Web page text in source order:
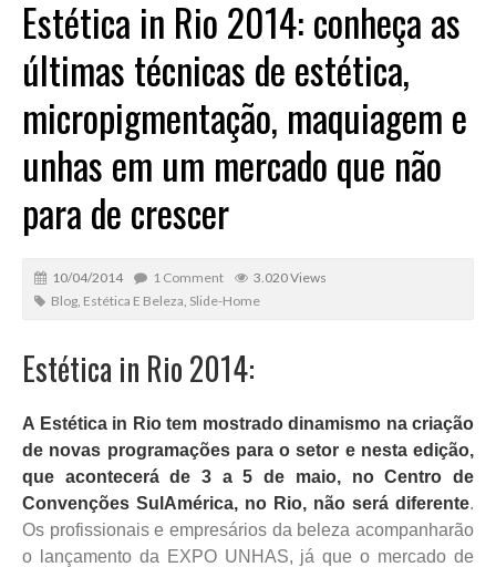
Estética in Rio 2014: conheça as
últimas técnicas de estética,
micropigmentação, maquiagem e
unhas em um mercado que não
para de crescer
10/04/2014 1 Comment
3.020 Views
Blog Estética E Beleza Slide-Home
Estética in Rio 2014:
A Estética in Rio tem mostrado dinamismo na criação
de novas programações para o setor e nesta edição,
que acontecerá de 3 a 5 de maio, no Centro de
Convenções SulAmérica, no Rio, não será diferente.
Os profissionais e empresários da beleza acompanharão
o lançamento da EXPO UNHAS, já que o mercado de